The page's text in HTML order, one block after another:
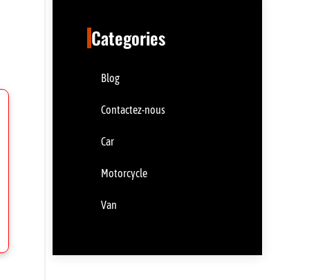
Categories
Blog
Contactez-nous
Car
Motorcycle
Van